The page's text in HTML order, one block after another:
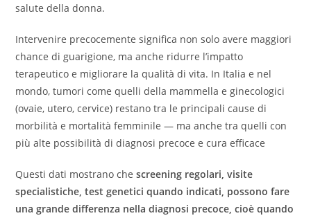
salute della donna.
Intervenire precocemente significa non solo avere maggiori
chance di guarigione, ma anche ridurre l’impatto
terapeutico e migliorare la qualità di vita. In Italia e nel
mondo, tumori come quelli della mammella e ginecologici
(ovaie, utero, cervice) restano tra le principali cause di
morbilità e mortalità femminile — ma anche tra quelli con
più alte possibilità di diagnosi precoce e cura efficace
Questi dati mostrano chescreening regolari, visite
specialistiche, test genetici quando indicati, possono fare
una grande differenza nella diagnosi precoce, cioè quando